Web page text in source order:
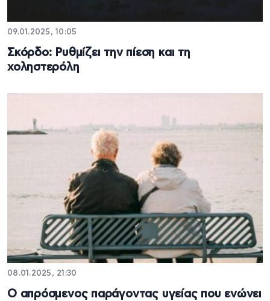
09.01.2025, 10:05
Σκόρδο: Ρυθμίζει την πίεση και τη
χοληστερόλη
08.01.2025, 21:30
Ο απρόσμενος παράγοντας υγείας που ενώνει